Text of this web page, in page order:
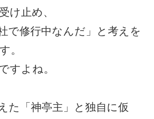
け止め、
で修行中なんだ」と考えを
。
すよね。
た「神亭主」と独自に仮